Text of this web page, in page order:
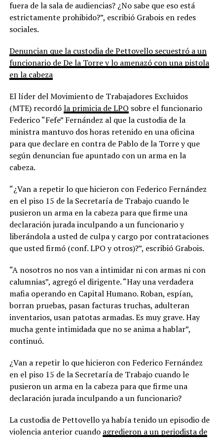
fuera de la sala de audiencias? ¿No sabe que eso está
estrictamente prohibido?”, escribió Grabois en redes
sociales.
Denuncian que la custodia de Pettovello secuestró a un
funcionario de De la Torre y lo amenazó con una pistola
en la cabeza
El líder del Movimiento de Trabajadores Excluidos
(MTE) recordóla primicia de LPO sobre el funcionario
Federico “Fefe” Fernández al que la custodia de la
ministra mantuvo dos horas retenido en una oficina
para que declare en contra de Pablo de la Torre y que
según denuncian fue apuntado con un arma en la
cabeza.
“¿Van a repetir lo que hicieron con Federico Fernández
en el piso 15 de la Secretaría de Trabajo cuando le
pusieron un arma en la cabeza para que firme una
declaración jurada inculpando a un funcionario y
liberándola a usted de culpa y cargo por contrataciones
que usted firmó (conf. LPO y otros)?”, escribió Grabois.
“A nosotros no nos van a intimidar ni con armas ni con
calumnias”, agregó el dirigente. “Hay una verdadera
mafia operando en Capital Humano. Roban, espían,
borran pruebas, pasan facturas truchas, adulteran
inventarios, usan patotas armadas. Es muy grave. Hay
mucha gente intimidada que no se anima a hablar”,
continuó.
¿Van a repetir lo que hicieron con Federico Fernández
en el piso 15 de la Secretaría de Trabajo cuando le
pusieron un arma en la cabeza para que firme una
declaración jurada inculpando a un funcionario?
La custodia de Pettovello ya había tenido un episodio de
violencia anterior cuando agredieron a un periodista de